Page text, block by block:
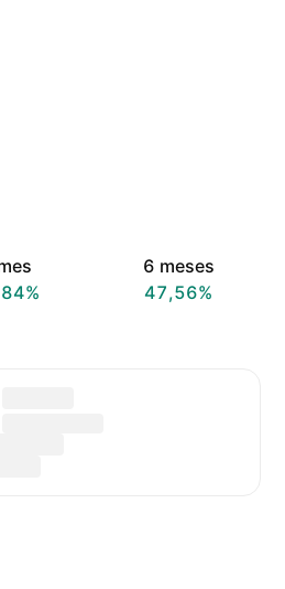
6 meses
47,56%